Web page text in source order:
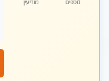
נוספים
מודיעין